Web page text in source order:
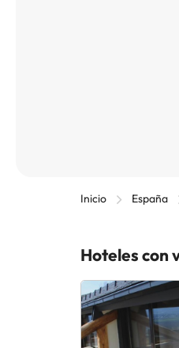
Inicio España
Hoteles con